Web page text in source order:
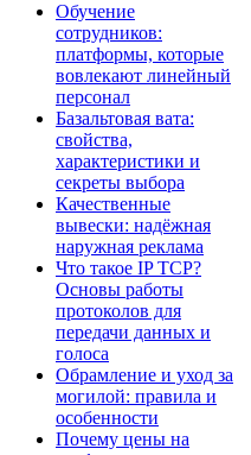
Обучение
сотрудников:
платформы, которые
вовлекают линейный
персонал
Базальтовая вата:
свойства,
характеристики и
секреты выбора
Качественные
вывески: надёжная
наружная реклама
Что такое IP TCP?
Основы работы
протоколов для
передачи данных и
голоса
Обрамление и уход за
могилой: правила и
особенности
Почему цены на